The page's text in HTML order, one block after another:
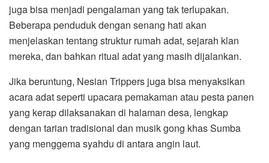
juga bisa menjadi pengalaman yang tak terlupakan.
Beberapa penduduk dengan senang hati akan
menjelaskan tentang struktur rumah adat, sejarah klan
mereka, dan bahkan ritual adat yang masih dijalankan.
Jika beruntung, Nesian Trippers juga bisa menyaksikan
acara adat seperti upacara pemakaman atau pesta panen
yang kerap dilaksanakan di halaman desa, lengkap
dengan tarian tradisional dan musik gong khas Sumba
yang menggema syahdu di antara angin laut.